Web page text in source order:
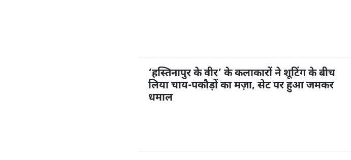
‘हस्तिनापुर के वीर’ के कलाकारों ने शूटिंग के बीच
लिया चाय-पकौड़ों का मज़ा, सेट पर हुआ जमकर
धमाल